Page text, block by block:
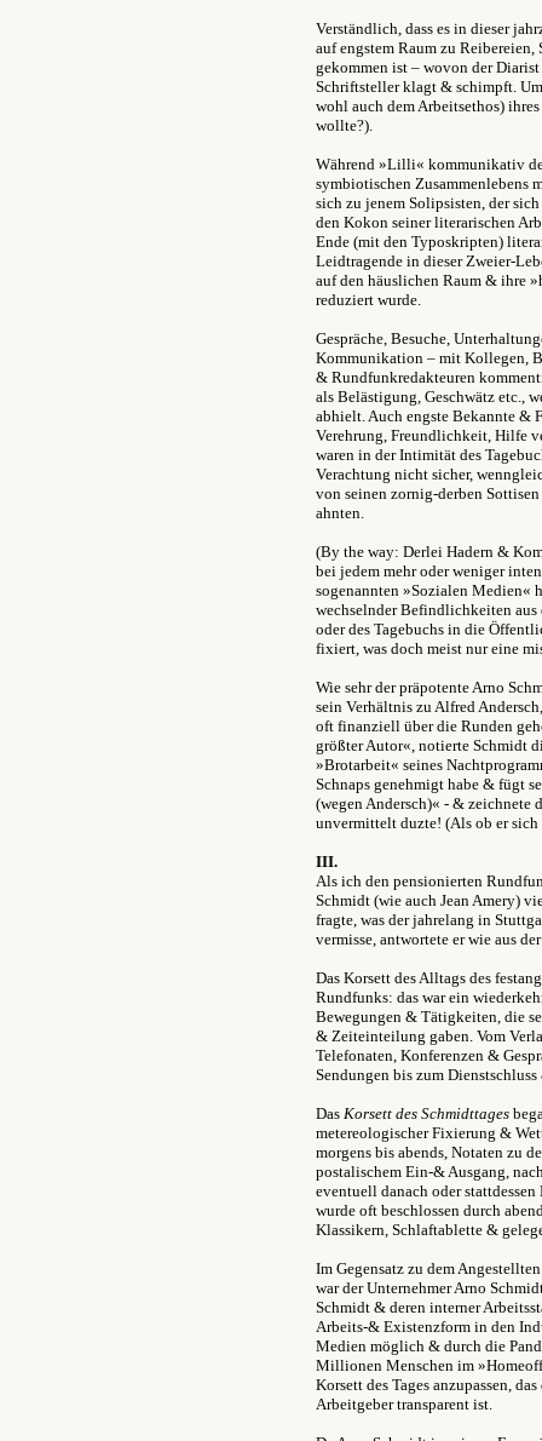
Verständlich, dass es in dieser
auf engstem Raum zu
gekommen ist – wovon der
Schriftsteller klagt & schimpft.
wohl auch dem Arbeitsethos)
wollte?).
Während »Lilli« kommunikativ
symbiotischen Zusammenlebens
sich zu jenem Solipsisten, der
den Kokon seiner literarischen
Ende (mit den Typoskripten)
Leidtragende in dieser Zweier-
auf den häuslichen Raum & ihre
reduziert wurde.
Gespräche, Besuche,
Kommunikation – mit Kollegen,
& Rundfunkredakteuren
als Belästigung, Geschwätz etc.,
abhielt. Auch engste Bekannte &
Verehrung, Freundlichkeit, Hilfe
waren in der Intimität des
Verachtung nicht sicher,
von seinen zornig-derben
ahnten.
(By the way: Derlei Hadern &
bei jedem mehr oder weniger
sogenannten »Sozialen Medien«
wechselnder Befindlichkeiten aus
oder des Tagebuchs in die
fixiert, was doch meist nur eine
Wie sehr der präpotente Arno
sein Verhältnis zu Alfred
oft finanziell über die Runden
größter Autor«, notierte Schmidt
»Brotarbeit« seines
Schnaps genehmigt habe & fügt
(wegen Andersch)« - & zeichnete
unvermittelt duzte! (Als ob er
III.
Als ich den pensionierten
Schmidt (wie auch Jean Amery)
fragte, was der jahrelang in
vermisse, antwortete er wie aus
Das Korsett des Alltags des
Rundfunks: das war ein
Bewegungen & Tätigkeiten, die
& Zeiteinteilung gaben. Vom
Telefonaten, Konferenzen &
Sendungen bis zum
Das Korsett des Schmidttages
metereologischer Fixierung &
morgens bis abends, Notaten zu
postalischem Ein-& Ausgang,
eventuell danach oder
wurde oft beschlossen durch
Klassikern, Schlaftablette &
Im Gegensatz zu dem
war der Unternehmer Arno
Schmidt & deren interner
Arbeits-& Existenzform in den
Medien möglich & durch die
Millionen Menschen im
Korsett des Tages anzupassen,
Arbeitgeber transparent ist.